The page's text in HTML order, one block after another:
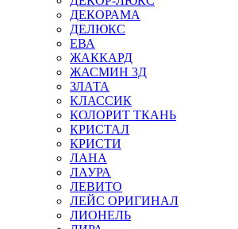
ДЕКОРАМА
ДЕЛЮКС
ЕВА
ЖАККАРД
ЖАСМИН 3Д
ЗЛАТА
КЛАССИК
КОЛОРИТ ТКАНЬ
КРИСТАЛ
КРИСТИ
ЛАНА
ЛАУРА
ЛЕВИТО
ЛЕЙС ОРИГИНАЛ
ЛИОНЕЛЬ